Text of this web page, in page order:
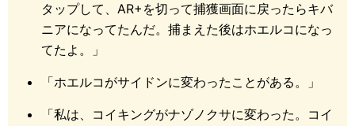
タップして、AR+を切って捕獲画面に戻ったらキバ
ニアになってたんだ。捕まえた後はホエルコになっ
てたよ。」
「ホエルコがサイドンに変わったことがある。」
「私は、コイキングがナゾノクサに変わった。コイ